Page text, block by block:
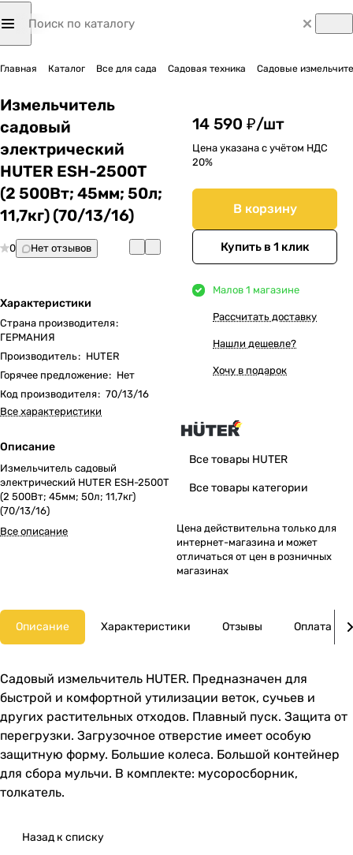
Главная Каталог Все для сада Садовая техника Садовые
Измельчитель
садовый
электрический
HUTER ESH-2500T
(2 500Вт; 45мм; 50л;
11,7кг) (70/13/16)
0 Нет отзывов
Характеристики
Страна производителя:
ГЕРМАНИЯ
Производитель: HUTER
Горячее предложение: Нет
Код производителя: 70/13/16
Все характеристики
Описание
Измельчитель садовый
электрический HUTER ESH-2500T
(2 500Вт; 45мм; 50л; 11,7кг)
(70/13/16)
Все описание
14 590 ₽/шт
Цена указана с учётом НДС
20%
В корзину
Купить в 1 клик
Малов 1 магазине
Рассчитать доставку
Нашли дешевле?
Хочу в подарок
Все товары HUTER
Все товары категории
Цена действительна только для
интернет-магазина и может
отличаться от цен в розничных
магазинах
Описание Характеристики Отзывы Оплата
Садовый измельчитель HUTER. Предназначен для
быстрой и комфортной утилизации веток, сучьев и
других растительных отходов. Плавный пуск. Защита от
перегрузки. Загрузочное отверстие имеет особую
защитную форму. Большие колеса. Большой контейнер
для сбора мульчи. В комплекте: мусоросборник,
толкатель.
Назад к списку